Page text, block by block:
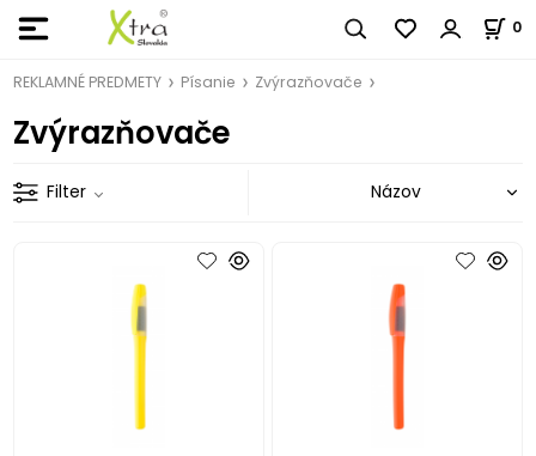
0
REKLAMNÉ PREDMETY Písanie Zvýrazňovače
Zvýrazňovače
Filter